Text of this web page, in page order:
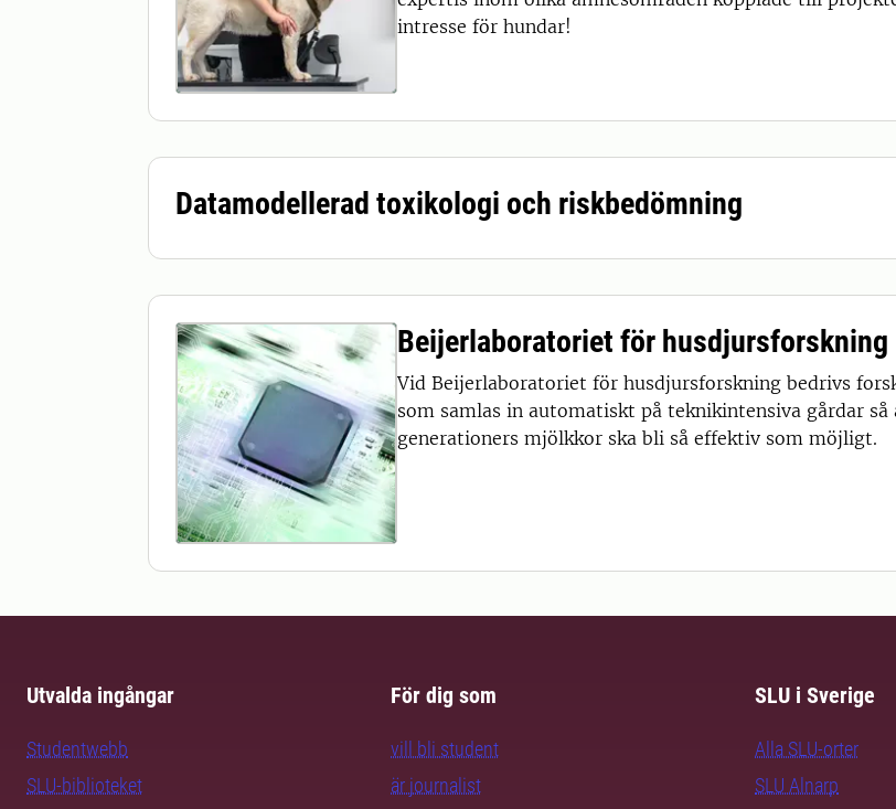
intresse för hundar!
Datamodellerad toxikologi och riskbedömning
Beijerlaboratoriet för husdjursforskning
Vid Beijerlaboratoriet för husdjursforskning bedrivs
som samlas in automatiskt på teknikintensiva gårdar
generationers mjölkkor ska bli så effektiv som möjligt.
Utvalda ingångar
Studentwebb
SLU-biblioteket
För dig som
vill bli student
är journalist
SLU i Sverige
Alla SLU-orter
SLU Alnarp